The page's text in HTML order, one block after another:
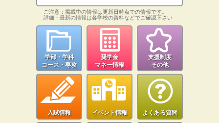
ご注意：掲載中の情報は更新日時点での情報です。
詳細・最新の情報は各学校の資料などでご確認下さい
学部・学科
コース・専攻
奨学金
マネー情報
支援制度
その他
入試情報 イベント情報 よくある質問